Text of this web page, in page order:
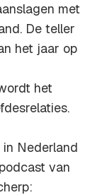
met
De teller
het jaar op
het
Nederland
van